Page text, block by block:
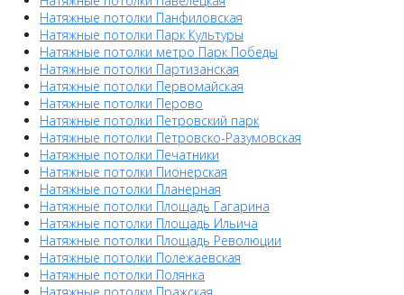
Натяжные потолки Панфиловская
Натяжные потолки Парк Культуры
Натяжные потолки метро Парк Победы
Натяжные потолки Партизанская
Натяжные потолки Первомайская
Натяжные потолки Перово
Натяжные потолки Петровский парк
Натяжные потолки Петровско-Разумовская
Натяжные потолки Печатники
Натяжные потолки Пионерская
Натяжные потолки Планерная
Натяжные потолки Площадь Гагарина
Натяжные потолки Площадь Ильича
Натяжные потолки Площадь Революции
Натяжные потолки Полежаевская
Натяжные потолки Полянка